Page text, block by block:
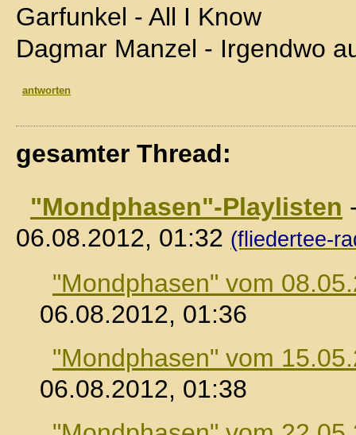
Garfunkel - All I Know
Dagmar Manzel - Irgendwo
antworten
gesamter Thread:
"Mondphasen"-Playlisten
06.08.2012, 01:32 (fliedertee-
"Mondphasen" vom
06.08.2012, 01:36
"Mondphasen" vom
06.08.2012, 01:38